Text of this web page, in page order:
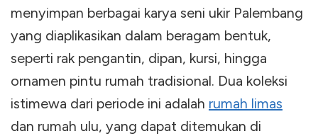
menyimpan berbagai karya seni ukir Palembang
yang diaplikasikan dalam beragam bentuk,
seperti rak pengantin, dipan, kursi, hingga
ornamen pintu rumah tradisional. Dua koleksi
istimewa dari periode ini adalah rumah limas
dan rumah ulu, yang dapat ditemukan di